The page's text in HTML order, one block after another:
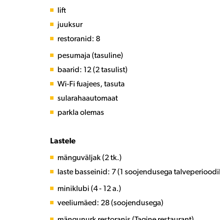
lift
juuksur
restoranid: 8
pesumaja (tasuline)
baarid: 12 (2 tasulist)
Wi-Fi fuajees, tasuta
sularahaautomaat
parkla olemas
Lastele
mänguväljak (2 tk.)
laste basseinid: 7 (1 soojendusega
miniklubi (4 - 12 a.)
veeliumäed: 28 (soojendusega)